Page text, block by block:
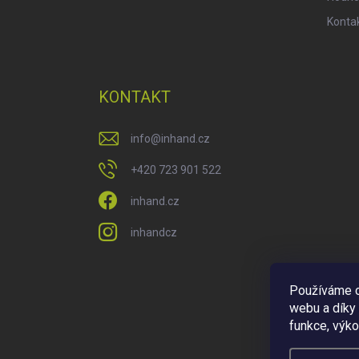
Používáme
webu a
funkce,
KONTAKT
info@inhand.cz
+420 723 901 522
inhand.cz
inhandcz